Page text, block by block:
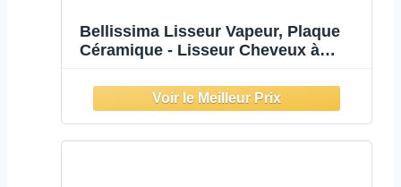
Bellissima Lisseur Vapeur, Plaque
Céramique - Lisseur Cheveux à
Pro Steam B28 100, 3 Températures -
Adapté à Tout Type de Cheveux
Même Frisés, Crépus